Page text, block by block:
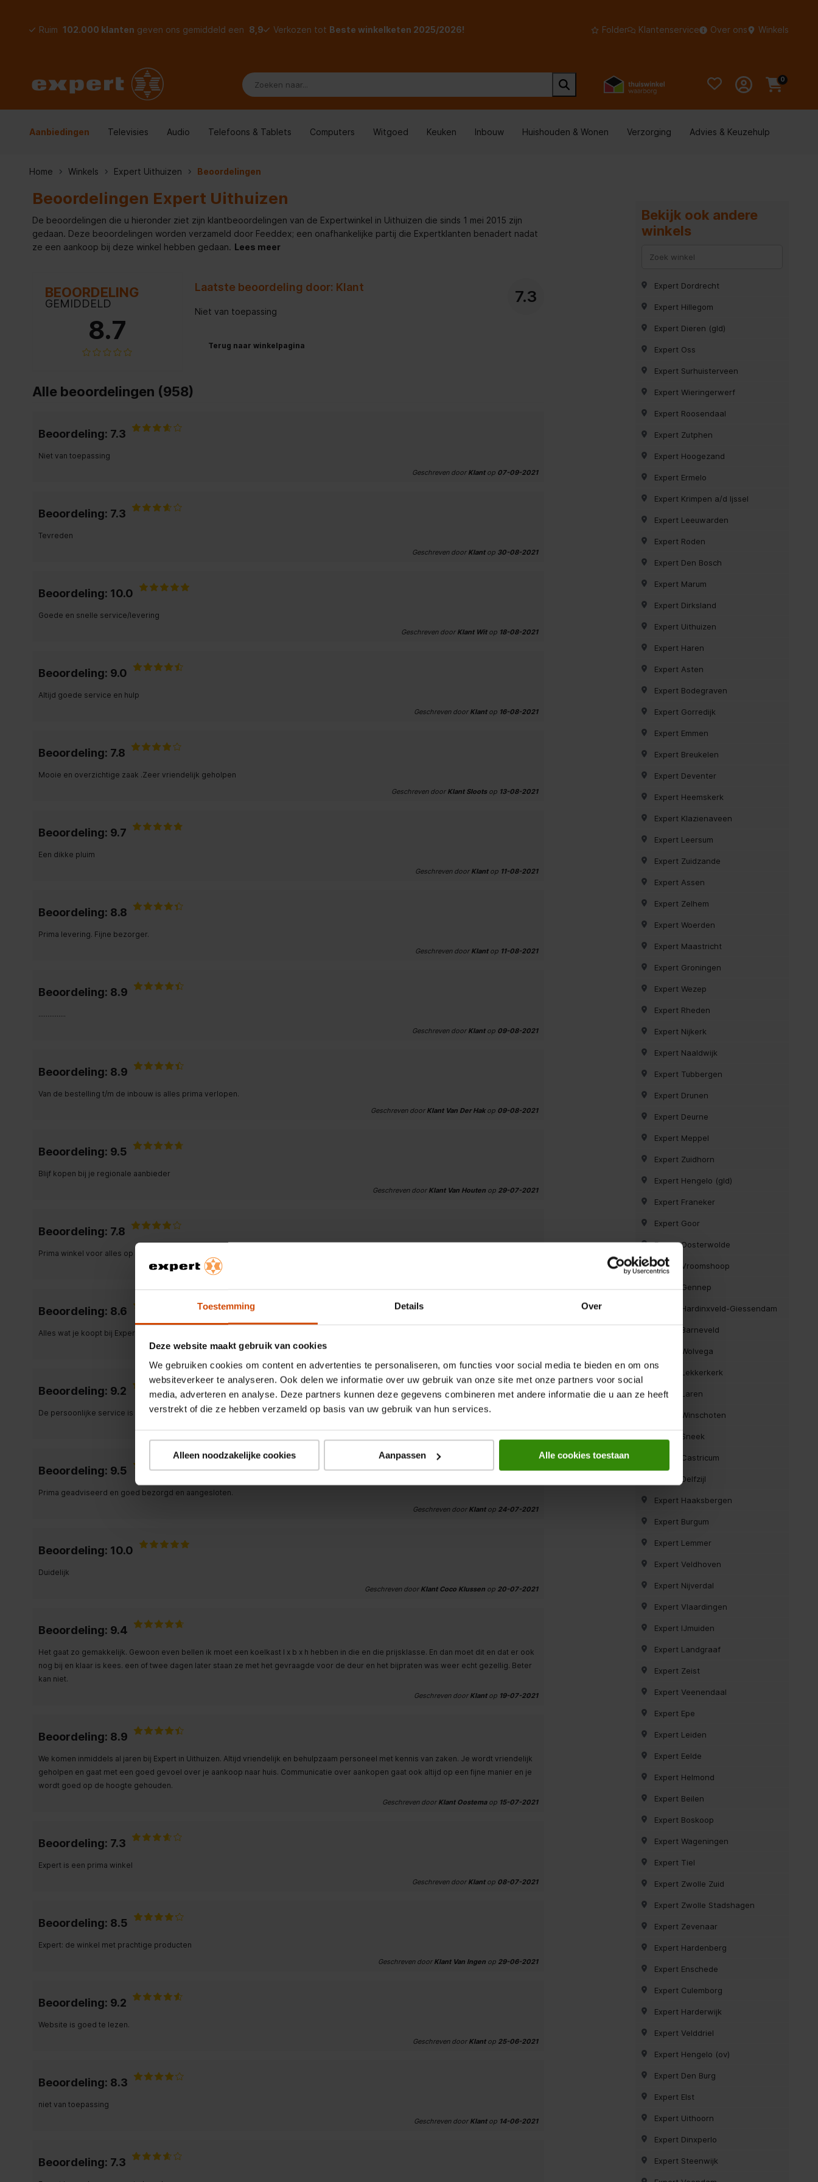
Toestemming Details Over
Deze website maakt gebruik van cookies
We gebruiken cookies om content en advertenties te personaliseren, om functies voor social media te bieden en om ons
websiteverkeer te analyseren. Ook delen we informatie over uw gebruik van onze site met onze partners voor social
media, adverteren en analyse. Deze partners kunnen deze gegevens combineren met andere informatie die u aan ze heeft
verstrekt of die ze hebben verzameld op basis van uw gebruik van hun services.
Alleen noodzakelijke cookies Aanpassen Alle cookies toestaan
Ruim 102.000 klanten geven ons gemiddeld een 8,9 Verkozen tot Beste winkelketen 2025/2026! Folder Klantenservice Over ons Winkels
0
Aanbiedingen Televisies Audio Telefoons & Tablets Computers Witgoed Keuken Inbouw Huishouden & Wonen Verzorging Advies & Keuzehulp
Home Winkels Expert Uithuizen Beoordelingen
Beoordelingen Expert Uithuizen
De beoordelingen die u hieronder ziet zijn klantbeoordelingen van de Expertwinkel in Uithuizen die sinds 1 mei 2015 zijn
gedaan. Deze beoordelingen worden verzameld door Feeddex; een onafhankelijke partij die Expertklanten benadert nadat
ze een aankoop bij deze winkel hebben gedaan. Lees meer
BEOORDELING
GEMIDDELD
8.7
Laatste beoordeling door: Klant 7.3
Niet van toepassing
Terug naar winkelpagina
Alle beoordelingen (958)
Beoordeling: 7.3
Niet van toepassing
Geschreven door Klantop 07-09-2021
Beoordeling: 7.3
Tevreden
Geschreven door Klantop 30-08-2021
Beoordeling: 10.0
Goede en snelle service/levering
Geschreven door Klant Witop 18-08-2021
Beoordeling: 9.0
Altijd goede service en hulp
Geschreven door Klantop 16-08-2021
Beoordeling: 7.8
Mooie en overzichtige zaak .Zeer vriendelijk geholpen
Geschreven door Klant Slootsop 13-08-2021
Beoordeling: 9.7
Een dikke pluim
Geschreven door Klantop 11-08-2021
Beoordeling: 8.8
Prima levering. Fijne bezorger.
Geschreven door Klantop 11-08-2021
Beoordeling: 8.9
...............
Geschreven door Klantop 09-08-2021
Beoordeling: 8.9
Van de bestelling t/m de inbouw is alles prima verlopen.
Geschreven door Klant Van Der Hakop 09-08-2021
Beoordeling: 9.5
Blijf kopen bij je regionale aanbieder
Geschreven door Klant Van Houten op 29-07-2021
Beoordeling: 7.8
Prima winkel voor alles op het gebied van elektrisch apparatuur.
Beoordeling: 8.6
Alles wat je koopt bij Expert is zeer goed !!!
Beoordeling: 9.2
De persoonlijke service is de reden dat ik bij Expert koop
Geschreven doorKlant Van de Molenop28-07-2021
Beoordeling: 9.5
Prima geadviseerd en goed bezorgd en aangesloten.
Geschreven door Klantop 24-07-2021
Beoordeling: 10.0
Duidelijk
Geschreven door Klant Coco Klussen op 20-07-2021
Beoordeling: 9.4
Het gaat zo gemakkelijk. Gewoon even bellen ik moet een koelkast l x b x h hebben in die en die prijsklasse. En dan moet dit en dat er ook
nog bij en klaar is kees. een of twee dagen later staan ze met het gevraagde voor de deur en het bijpraten was weer echt gezellig. Beter
kan niet.
Geschreven door Klantop 19-07-2021
Beoordeling: 8.9
We komen inmiddels al jaren bij Expert in Uithuizen. Altijd vriendelijk en behulpzaam personeel met kennis van zaken. Je wordt vriendelijk
geholpen en gaat met een goed gevoel over je aankoop naar huis. Communicatie over aankopen gaat ook altijd op een fijne manier en je
wordt goed op de hoogte gehouden.
Geschreven door Klant Oostemaop 15-07-2021
Beoordeling: 7.3
Expert is een prima winkel
Geschreven door Klantop 08-07-2021
Beoordeling: 8.5
Expert: de winkel met prachtige producten
Geschreven door Klant Van Ingen op 29-06-2021
Beoordeling: 9.2
Website is goed te lezen.
Geschreven door Klantop 25-06-2021
Beoordeling: 8.3
niet van toepassing
Geschreven door Klantop 14-06-2021
Beoordeling: 7.3
Bekijk ook andere
winkels
Expert Dordrecht
Expert Hillegom
Expert Dieren (gld)
Expert Oss
Expert Surhuisterveen
Expert Wieringerwerf
Expert Roosendaal
Expert Zutphen
Expert Hoogezand
Expert Ermelo
Expert Krimpen a/d Ijssel
Expert Leeuwarden
Expert Roden
Expert Den Bosch
Expert Marum
Expert Dirksland
Expert Uithuizen
Expert Haren
Expert Asten
Expert Bodegraven
Expert Gorredijk
Expert Emmen
Expert Breukelen
Expert Deventer
Expert Heemskerk
Expert Klazienaveen
Expert Leersum
Expert Zuidzande
Expert Assen
Expert Zelhem
Expert Woerden
Expert Maastricht
Expert Groningen
Expert Wezep
Expert Rheden
Expert Nijkerk
Expert Naaldwijk
Expert Tubbergen
Expert Drunen
Expert Deurne
Expert Meppel
Expert Zuidhorn
Expert Hengelo (gld)
Expert Franeker
Expert Goor
Expert Oosterwolde
Expert Vroomshoop
Expert Gennep
Expert Hardinxveld-Giessendam
Expert Barneveld
Expert Wolvega
Expert Lekkerkerk
Expert Laren
Expert Winschoten
Expert Sneek
Expert Castricum
Expert Delfzijl
Expert Haaksbergen
Expert Burgum
Expert Lemmer
Expert Veldhoven
Expert Nijverdal
Expert Vlaardingen
Expert IJmuiden
Expert Landgraaf
Expert Zeist
Expert Veenendaal
Expert Epe
Expert Leiden
Expert Eelde
Expert Helmond
Expert Beilen
Expert Boskoop
Expert Wageningen
Expert Tiel
Expert Zwolle Zuid
Expert Zwolle Stadshagen
Expert Zevenaar
Expert Hardenberg
Expert Enschede
Expert Culemborg
Expert Harderwijk
Expert Velddriel
Expert Hengelo (ov)
Expert Den Burg
Expert Elst
Expert Uithoorn
Expert Dinxperlo
Expert Steenwijk